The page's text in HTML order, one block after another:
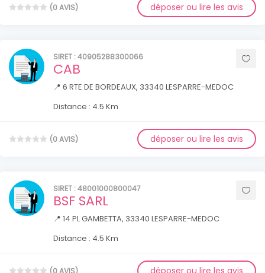
(0 AVIS) déposer ou lire les avis
SIRET : 40905288300066
CAB
📍 6 RTE DE BORDEAUX, 33340 LESPARRE-MEDOC
Distance : 4.5 Km
(0 AVIS) déposer ou lire les avis
SIRET : 48001000800047
BSF SARL
📍 14 PL GAMBETTA, 33340 LESPARRE-MEDOC
Distance : 4.5 Km